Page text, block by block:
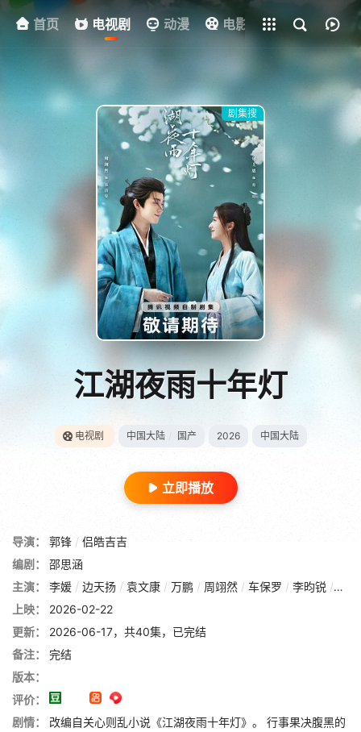
首页 电视剧 动漫 电影 其他 资
全部影片
剧集搜
江湖夜雨十年灯
电视剧 中国大陆 国产 2026 中国大陆
立即播放
导演： 郭锋 / 侣皓吉吉
编剧：
邵思涵
主演：
李媛 / 边天扬 / 袁文康 / 万鹏 / 周翊然 / 车保罗 / 李昀锐 / 卢杉
上映：
2026-02-22
更新：
2026-06-17，共40集，已完结
备注：
完结
版本：
评价：
剧情：
改编自关心则乱小说《江湖夜雨十年灯》。 行事果决腹黑的